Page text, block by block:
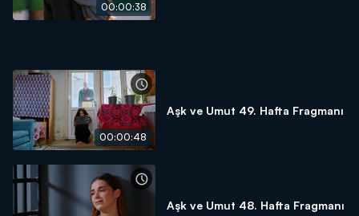
00:00:38
00:00:48
Aşk ve Umut 49. Hafta Fragmanı
Aşk ve Umut 48. Hafta Fragmanı